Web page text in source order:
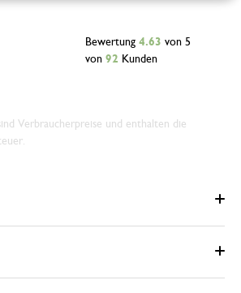
Bewertung 4.63 von 5
von 92 Kunden
Verbraucherpreise und enthalten die